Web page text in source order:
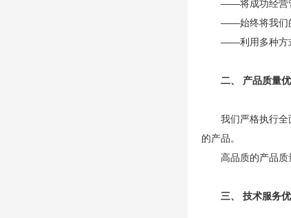
——将成功经营
——始终将我们
——利用多种方
二、 产品质量
我们严格执行
的产品。
高品质的产品质
三、 技术服务